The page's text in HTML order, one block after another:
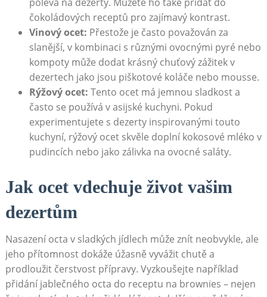
čokoládových receptů pro⁣ zajímavý kontrast.
Vinový ocet: Přestože je často považován za
slanější, v kombinaci s ‍různými ovocnými pyré nebo
kompoty může dodat krásný ⁢chuťový zážitek v
dezertech jako jsou piškotové koláče nebo mousse.
Rýžový ocet: Tento ⁣ocet má⁣ jemnou sladkost a
často se používá ​v asijské kuchyni. Pokud
⁣experimentujete s ‌dezerty inspirovanými touto
kuchyní, rýžový ocet skvěle doplní kokosové mléko v
pudincích nebo jako zálivka na ovocné saláty.
Jak ocet vdechuje život vašim
dezertům
Nasazení octa v‌ sladkých jídlech⁤ může znít neobvykle, ale
jeho přítomnost dokáže úžasně vyvážit chutě a⁤
prodloužit čerstvost přípravy. Vyzkoušejte například
přidání jablečného octa do receptu na ⁣brownies – ⁢nejen